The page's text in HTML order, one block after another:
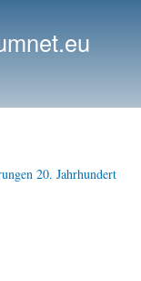
20. Jahrhundert